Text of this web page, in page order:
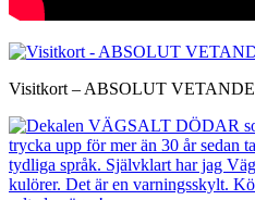
Visitkort – ABSOLUT VETANDE